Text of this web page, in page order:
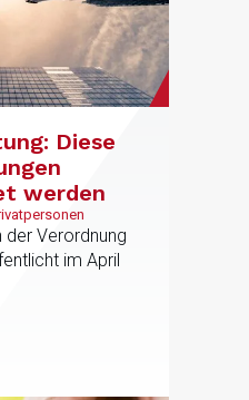
Diese
werden
Verordnung
im April